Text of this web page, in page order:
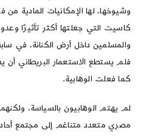
وشيوخها، لها الإمكانيات المادية
كاسيت التي جعلتها أكثر تأثيرًا
والمسلمين داخل أرض الكنانة، في
فلم يستطع الاستعمار البريطاني أن
كما فعلت الوهابية.
لم يهتم الوهابيون بالسياسة،
مصري متعدد متناغم إلى مجتمع